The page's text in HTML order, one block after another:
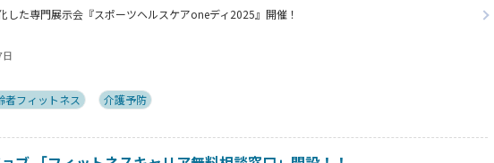
した専門展示会『スポーツヘルスケアoneディ2025』開催！
場での販路拡大・協業を促進するビジネスマッチングイベントを株式会社Keep upが2025年12
ール六本木にて開催いたします。
。
者フィットネス 介護予防